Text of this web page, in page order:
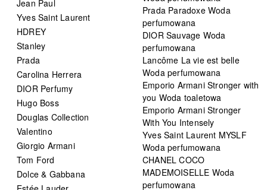
Jean Paul
Yves Saint Laurent
HDREY
Stanley
Prada
Carolina Herrera
DIOR Perfumy
Hugo Boss
Douglas Collection
Valentino
Giorgio Armani
Tom Ford
Dolce & Gabbana
Prada Paradoxe Woda
perfumowana
DIOR Sauvage Woda
perfumowana
Lancôme La vie est belle
Woda perfumowana
Emporio Armani Stronger with
you Woda toaletowa
Emporio Armani Stronger
With You Intensely
Yves Saint Laurent MYSLF
Woda perfumowana
CHANEL COCO
MADEMOISELLE Woda
perfumowana